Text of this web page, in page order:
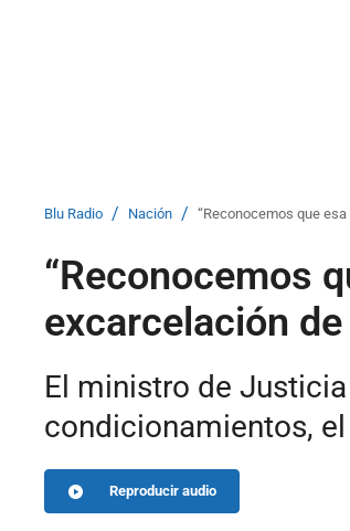
Blu Radio / Nación / “Reconocemos que
“Reconocemos
excarcelación
El ministro de
condicionamientos,
Reproducir audio